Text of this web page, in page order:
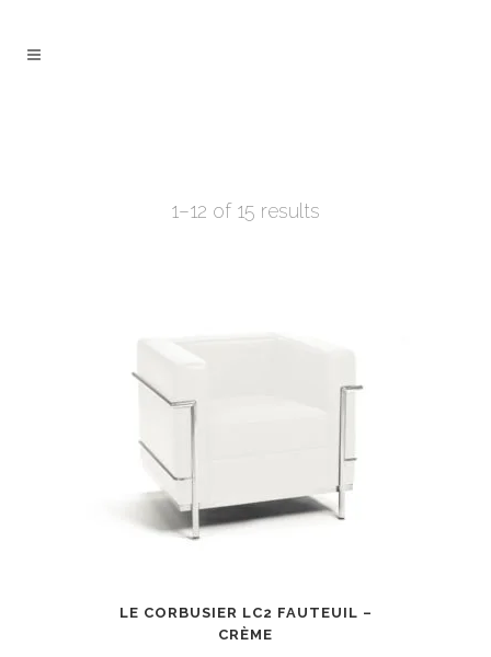
1–12 of 15 results
LE CORBUSIER LC2 FAUTEUIL –
CRÈME